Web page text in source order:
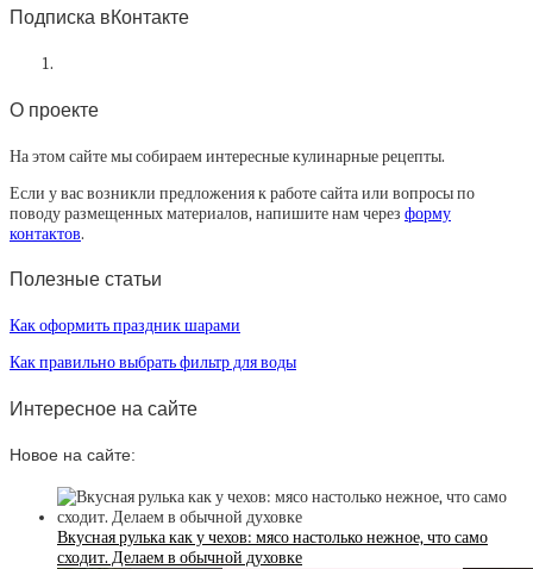
Подписка вКонтакте
О проекте
На этом сайте мы собираем интересные кулинарные рецепты.
Если у вас возникли предложения к работе сайта или вопросы по
поводу размещенных материалов, напишите нам через форму
контактов.
Полезные статьи
Как оформить праздник шарами
Как правильно выбрать фильтр для воды
Интересное на сайте
Новое на сайте:
Вкусная рулька как у чехов: мясо настолько нежное, что само
сходит. Делаем в обычной духовке